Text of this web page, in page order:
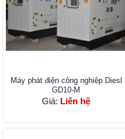
Máy phát điện công nghiệp Diesl
GD10-M
Giá: Liên hệ